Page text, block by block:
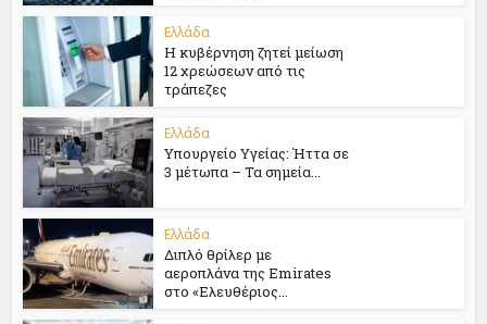
Ελλάδα
Η κυβέρνηση ζητεί μείωση
12 χρεώσεων από τις
τράπεζες
Ελλάδα
Υπουργείο Υγείας: Ήττα σε
3 μέτωπα – Τα σημεία...
Ελλάδα
Διπλό θρίλερ με
αεροπλάνα της Emirates
στο «Ελευθέριος...